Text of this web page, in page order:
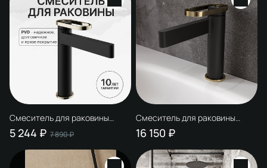
Смеситель для раковины
STWORKI Малунг S11020BG
матовый черный, глянцевое
золото
5 244 ₽ 7 890 ₽
Смеситель для раковины
STWORKI Малунг S11010BG
матовый черный, глянцевое
золото
16 150 ₽